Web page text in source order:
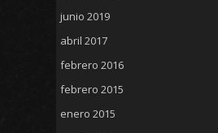
junio 2019
abril 2017
febrero 2016
febrero 2015
enero 2015